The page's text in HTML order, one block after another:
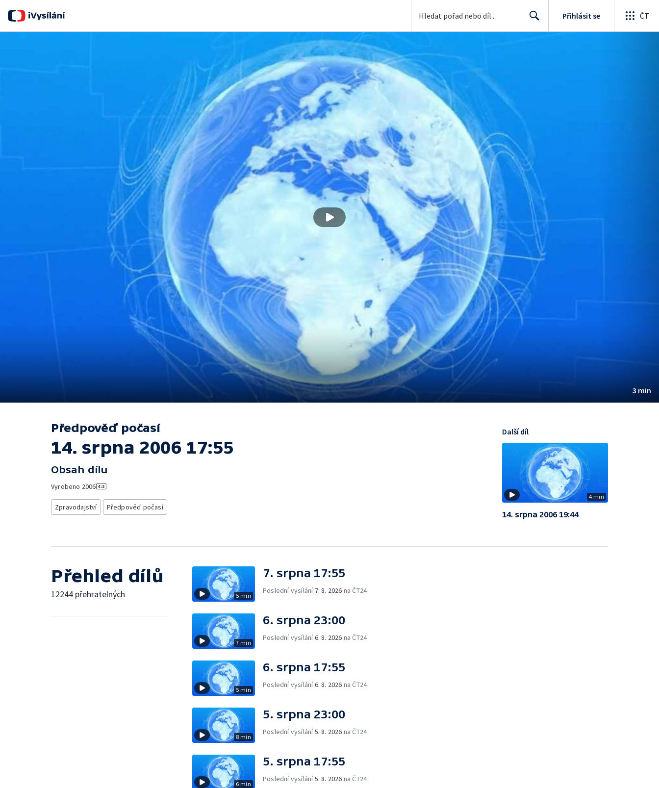
Přihlásit se ČT
3 min
Předpověď počasí
14. srpna 2006 17:55
Obsah dílu
Vyrobeno 2006
Zpravodajství Předpověď počasí
4 min
Další díl
14. srpna 2006 19:44
Přehled dílů
12244 přehratelných 5 min
7. srpna 17:55
Poslední vysílání 7. 8. 2026 na ČT24
7 min
6. srpna 23:00
Poslední vysílání6. 8. 2026 na ČT24
5 min
6. srpna 17:55
Poslední vysílání6. 8. 2026 na ČT24
8 min
5. srpna 23:00
Poslední vysílání5. 8. 2026 na ČT24
6 min
5. srpna 17:55
Poslední vysílání5. 8. 2026 na ČT24